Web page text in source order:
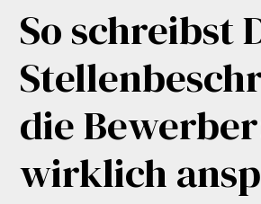
So schreibst
die
wirklich